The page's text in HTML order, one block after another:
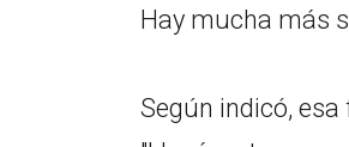
Hay mucha más
Según indicó,